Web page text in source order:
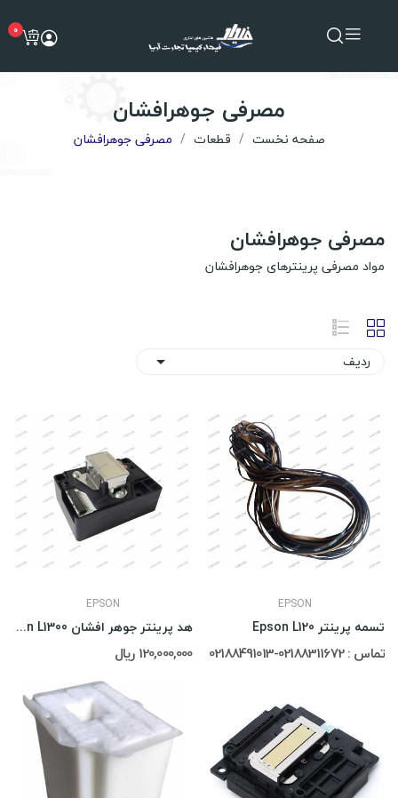
0
مصرفی جوهرافشان
صفحه نخست قطعات مصرفی جوهرافشان
مصرفی جوهرافشان
مواد مصرفی پرینترهای جوهرافشان
ردیف 
EPSON
تسمه پرینتر Epson L120
تماس : 02188311672-02188491013
EPSON
هد پرینتر جوهر افشان Epson L1300
120,000,000 ریال